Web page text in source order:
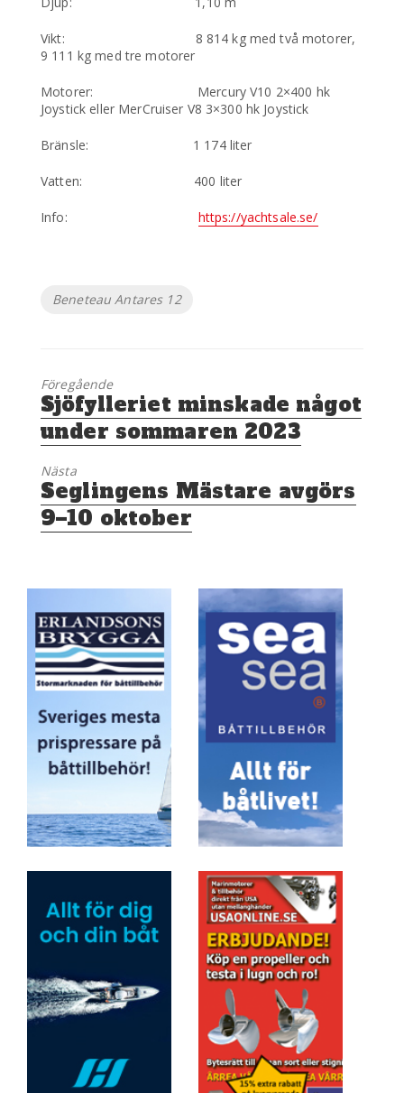
Vikt: 8 814 kg med två motorer,
9 111 kg med tre motorer
Motorer: Mercury V10 2×400 hk
Joystick eller MerCruiser V8 3×300 hk Joystick
Bränsle: 1 174 liter
Vatten: 400 liter
Info: https://yachtsale.se/
Etiketter
Beneteau Antares 12
Föregående
Föregående
inlägg:
Sjöfylleriet minskade något
under sommaren 2023
Nästa
Nästa
inlägg:
Seglingens Mästare avgörs
9–10 oktober